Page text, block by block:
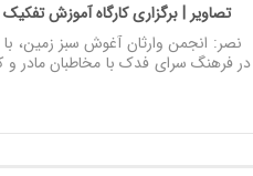
تصاویر | برگزاری کارگاه آموزش تفکیک
نصر: انجمن وارثان آغوش سبز زمین،
در فرهنگ سرای فدک با مخاطبان مادر